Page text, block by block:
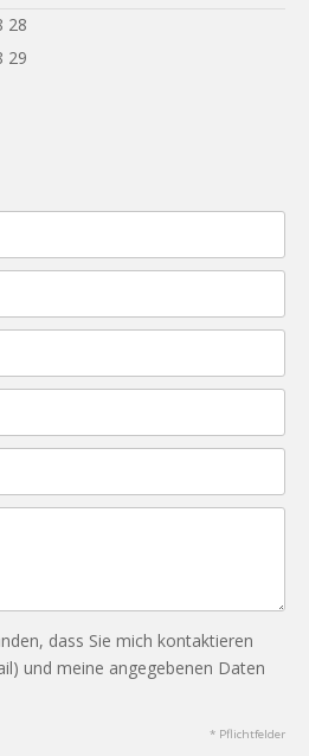
28
29
dass Sie mich kontaktieren
und meine angegebenen Daten
* Pflichtfelder